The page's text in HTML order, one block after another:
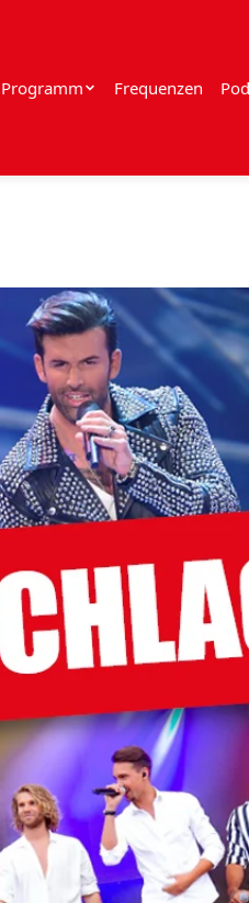
Programm Frequenzen